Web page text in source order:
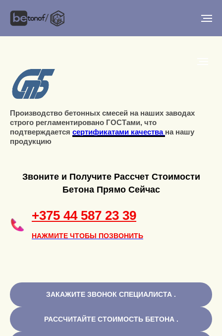
Производство бетонных смесей на наших заводах
строго регламентировано ГОСТами, что
подтверждается сертификатами качества на нашу
продукцию
Звоните и Получите Рассчет Стоимости
Бетона Прямо Сейчас
+375 44 587 23 39
НАЖМИТЕ ЧТОБЫ ПОЗВОНИТЬ
ЗАКАЖИТЕ ЗВОНОК СПЕЦИАЛИСТА .
РАССЧИТАЙТЕ СТОИМОСТЬ БЕТОНА .